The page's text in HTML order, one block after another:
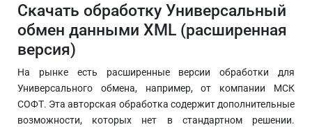
Скачать обработку Универсальный
обмен данными XML (расширенная
версия)
На рынке есть расширенные версии обработки для
Универсального обмена, например, от компании МСК
СОФТ. Эта авторская обработка содержит дополнительные
возможности, которых нет в стандартном решении.